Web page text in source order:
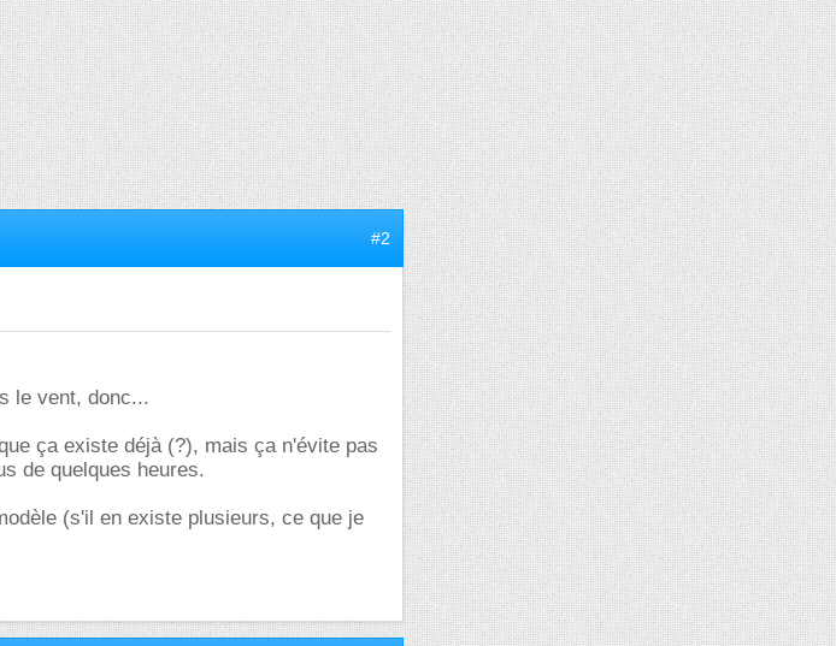
#2
le vent, donc...
ça existe déjà (?), mais ça n'évite pas
de quelques heures.
(s'il en existe plusieurs, ce que je